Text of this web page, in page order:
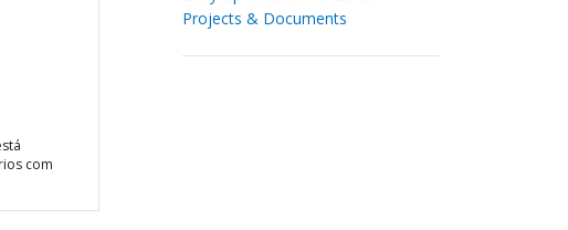
com
Projects & Documents